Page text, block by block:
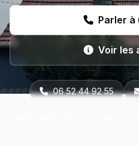
Parler à
Voir les
06 52 44 92 55